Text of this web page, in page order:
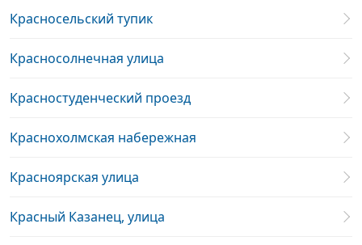
Красносельский тупик
Красносолнечная улица
Красностуденческий проезд
Краснохолмская набережная
Красноярская улица
Красный Казанец, улица